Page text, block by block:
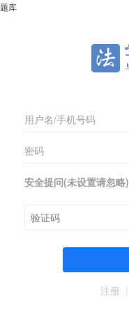
题库
安全提问(未设置请忽略)
注册 |